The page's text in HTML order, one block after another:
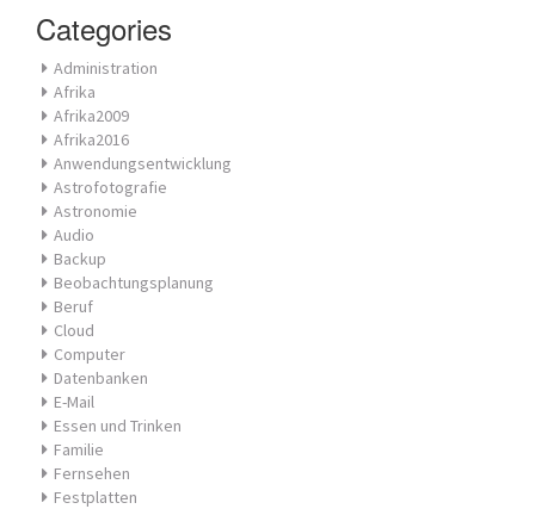
Categories
Administration
Afrika
Afrika2009
Afrika2016
Anwendungsentwicklung
Astrofotografie
Astronomie
Audio
Backup
Beobachtungsplanung
Beruf
Cloud
Computer
Datenbanken
E-Mail
Essen und Trinken
Familie
Fernsehen
Festplatten